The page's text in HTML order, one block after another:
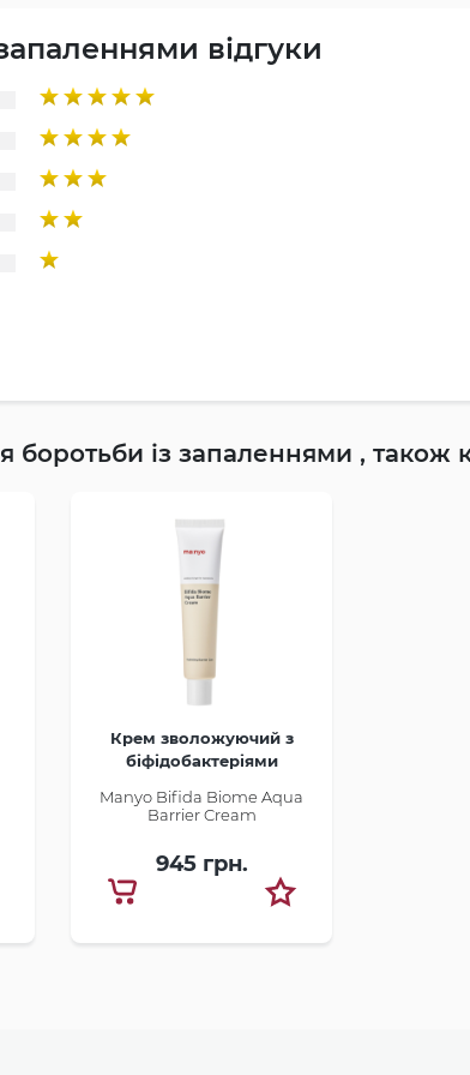
відгуки
боротьби із запаленнями , також
Крем зволожуючий з
біфідобактеріями
Manyo Bifida Biome Aqua
Barrier Cream
945 грн.